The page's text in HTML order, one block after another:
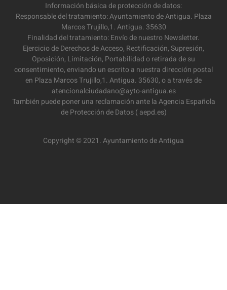
Información básica de protección de datos:
Responsable del tratamiento: Ayuntamiento de Antigua. Plaza
Marcos Trujillo,1. Antigua. 35630
Finalidad del tratamiento: Envío de nuestro Newsletter.
Ejercicio de Derechos de Acceso, Rectificación, Supresión,
Oposición, Limitación, Portabilidad o retirada de su
consentimiento, enviando un escrito a nuestra dirección postal
en Plaza Marcos Trujillo,1. Antigua. 35630, o a través de
atencionalciudadano@ayto-antigua.es
También puede poner una reclamación ante la Agencia Española
de Protección de Datos ( aepd.es)
Copyright © 2021. Ayuntamiento de Antigua